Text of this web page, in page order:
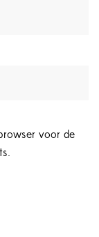
voor de